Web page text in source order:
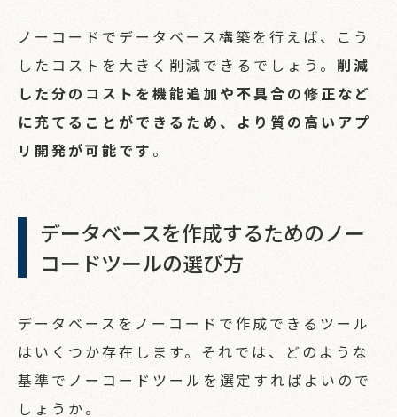
ノーコードでデータベース構築を行えば、こう
したコストを大きく削減できるでしょう。 削減
した分のコストを機能追加や不具合の修正など
に充てることができるため、より質の高いアプ
リ開発が可能です 。
データベースを作成するためのノー
コードツールの選び方
データベースをノーコードで作成できるツール
はいくつか存在します。それでは、どのような
基準でノーコードツールを選定すればよいので
しょうか。